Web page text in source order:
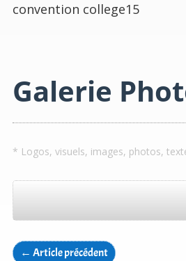
convention college15
Galerie
* Logos, visuels, images, photos,
←Article précédent